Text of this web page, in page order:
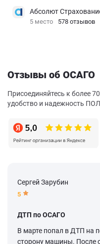
Абсолют
5 место 578 отзывов
Отзывы об ОСАГО
Присоединяйтесь к более
удобство и надежность
Сергей Зарубин
5
ДТП по ОСАГО
В марте попал в ДТП на
сторону машины. После